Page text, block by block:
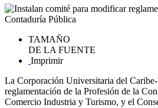
TAMAÑO
DE LA FUENTE
Imprimir
La Corporación Universitaria del
reglamentación de la Profesión de la
Comercio Industria y Turismo, y el